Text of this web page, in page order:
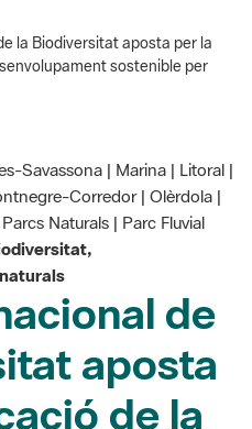
la Biodiversitat aposta per la
sostenible per
Savassona | Marina | Litoral |
Corredor | Olèrdola |
Naturals | Parc Fluvial
de
aposta
de la